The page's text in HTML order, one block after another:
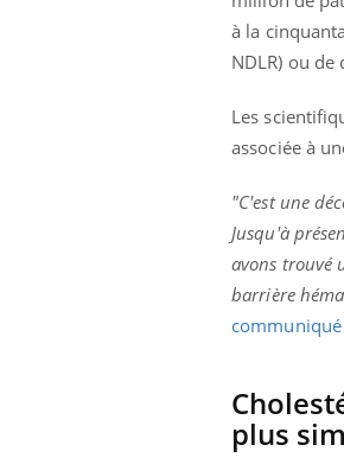
à la
NDLR) ou
Les
associée à
"C'est une
Jusqu'à
avons trouvé
barrière
plus